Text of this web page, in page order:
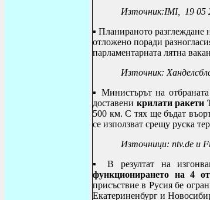
Източник:IMI, 19 05
▪ Планираното разглеждане
отложено поради
парламентарната лятна
Източник:
▪ Министърът на
доставени крилати ракети
500 км. С тях ще бъдат
се използват срещу руска
Източници: ntv.de и
▪ В резултат на
функционирането на 4
присъствие в Русия бе
Екатериненбург и